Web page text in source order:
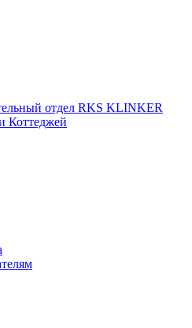
отдел RKS KLINKER
Коттеджей